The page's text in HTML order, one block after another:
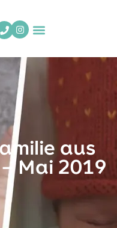
aus
Mai 2019